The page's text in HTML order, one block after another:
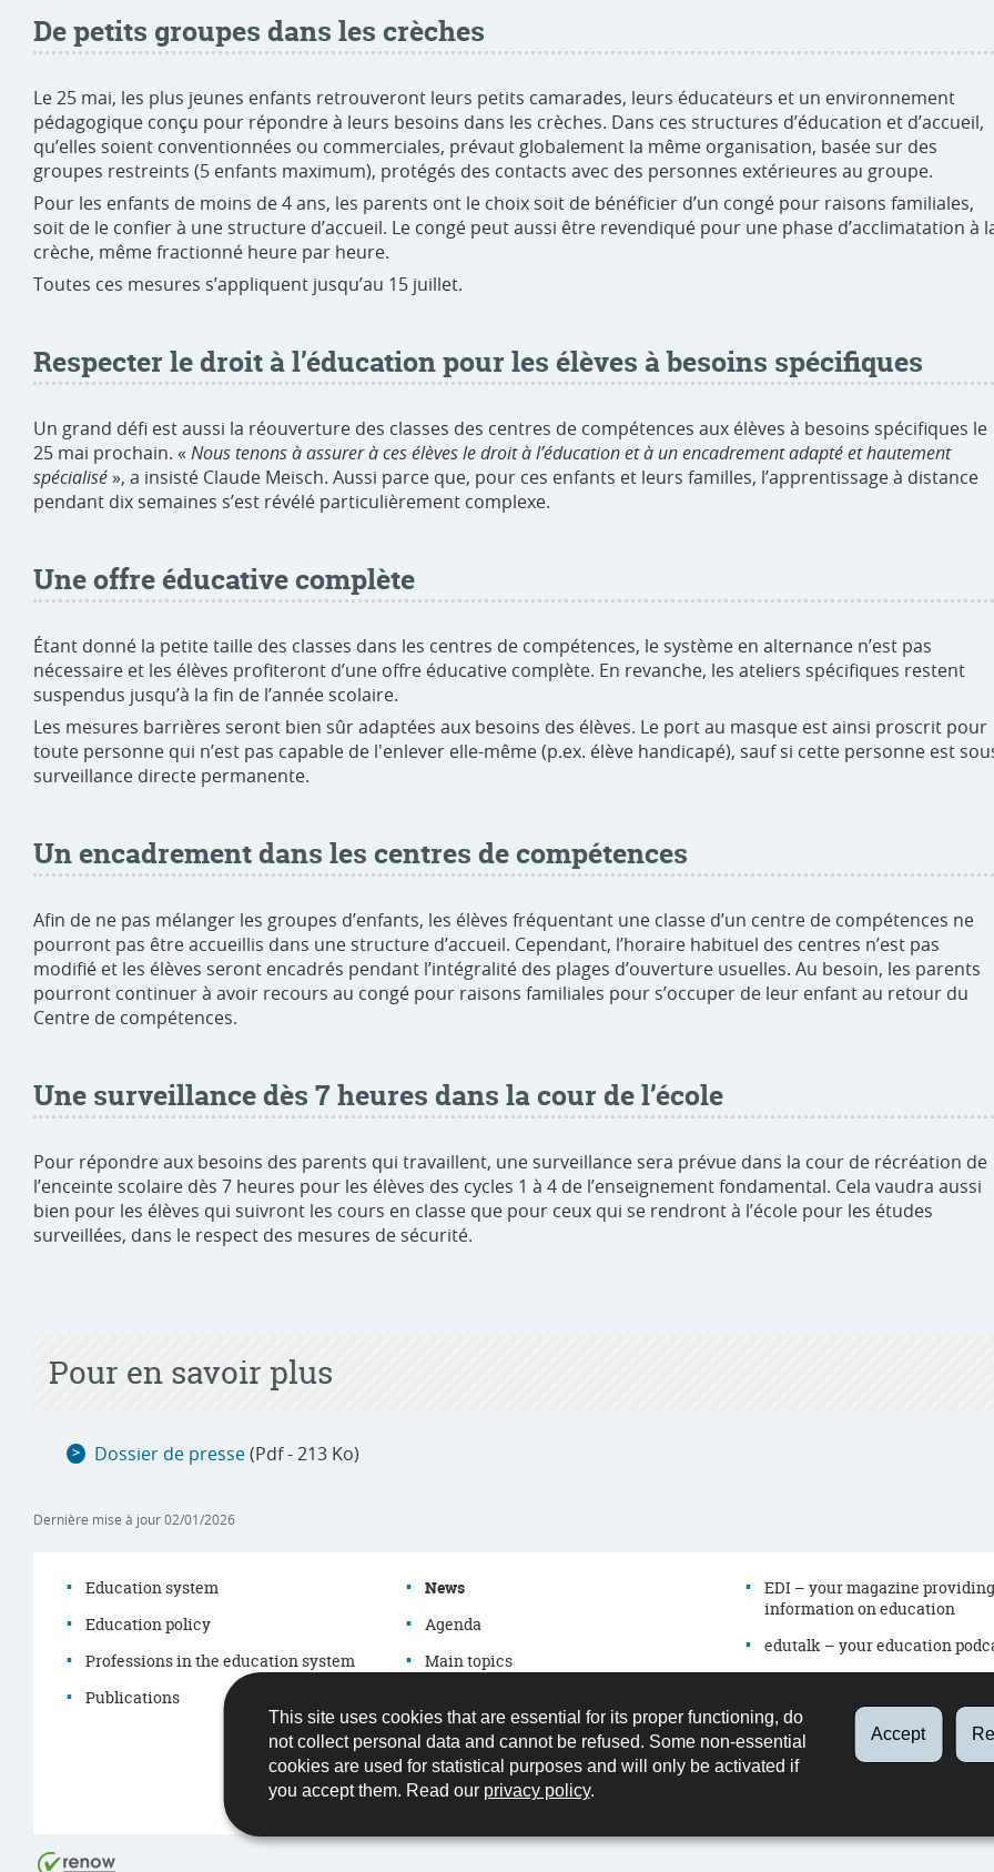
This site uses cookies that are essential for its proper functioning, do
not collect personal data and cannot be refused. Some non-essential
cookies are used for statistical purposes and will only be activated if
you accept them. Read our privacy policy.
Accept
De petits groupes dans les crèches
Le 25 mai, les plus jeunes enfants retrouveront leurs petits camarades, leurs éducateurs et un environnement
pédagogique conçu pour répondre à leurs besoins dans les crèches. Dans ces structures d’éducation et d’accueil,
qu’elles soient conventionnées ou commerciales, prévaut globalement la même organisation, basée sur des
groupes restreints (5 enfants maximum), protégés des contacts avec des personnes extérieures au groupe.
Pour les enfants de moins de 4 ans, les parents ont le choix soit de bénéficier d’un congé pour raisons familiales,
soit de le confier à une structure d’accueil. Le congé peut aussi être revendiqué pour une phase d’acclimatation à
crèche, même fractionné heure par heure.
Toutes ces mesures s’appliquent jusqu’au 15 juillet.
Respecter le droit à l’éducation pour les élèves à besoins spécifiques
Un grand défi est aussi la réouverture des classes des centres de compétences aux élèves à besoins spécifiques le
25 mai prochain. « Nous tenons à assurer à ces élèves le droit à l’éducation et à un encadrement adapté et hautement
spécialisé», a insisté Claude Meisch. Aussi parce que, pour ces enfants et leurs familles, l’apprentissage à distance
pendant dix semaines s’est révélé particulièrement complexe.
Une offre éducative complète
Étant donné la petite taille des classes dans les centres de compétences, le système en alternance n’est pas
nécessaire et les élèves profiteront d’une offre éducative complète. En revanche, les ateliers spécifiques restent
suspendus jusqu’à la fin de l’année scolaire.
Les mesures barrières seront bien sûr adaptées aux besoins des élèves. Le port au masque est ainsi proscrit pour
toute personne qui n’est pas capable de l'enlever elle-même (p.ex. élève handicapé), sauf si cette personne est
surveillance directe permanente.
Un encadrement dans les centres de compétences
Afin de ne pas mélanger les groupes d’enfants, les élèves fréquentant une classe d’un centre de compétences ne
pourront pas être accueillis dans une structure d’accueil. Cependant, l’horaire habituel des centres n’est pas
modifié et les élèves seront encadrés pendant l’intégralité des plages d’ouverture usuelles. Au besoin, les parents
pourront continuer à avoir recours au congé pour raisons familiales pour s’occuper de leur enfant au retour du
Centre de compétences.
Une surveillance dès 7 heures dans la cour de l’école
Pour répondre aux besoins des parents qui travaillent, une surveillance sera prévue dans la cour de récréation de
l’enceinte scolaire dès 7 heures pour les élèves des cycles 1 à 4 de l’enseignement fondamental. Cela vaudra aussi
bien pour les élèves qui suivront les cours en classe que pour ceux qui se rendront à l’école pour les études
surveillées, dans le respect des mesures de sécurité.
Pour en savoir plus
Dossier de presse(Pdf - 213 Ko)
Dernière mise à jour02/01/2026
Navigation
menu
Education system
Education policy
Professions in the education system
Publications
News
Agenda
Main topics
Legislation
EDI – your magazine providing
information on education
edutalk – your education
Directory
Contact
Facebook